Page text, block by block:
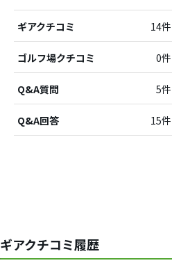
ギアクチコミ 14件
ゴルフ場クチコミ 0件
Q&A質問 5件
Q&A回答 15件
ギアクチコミ履歴